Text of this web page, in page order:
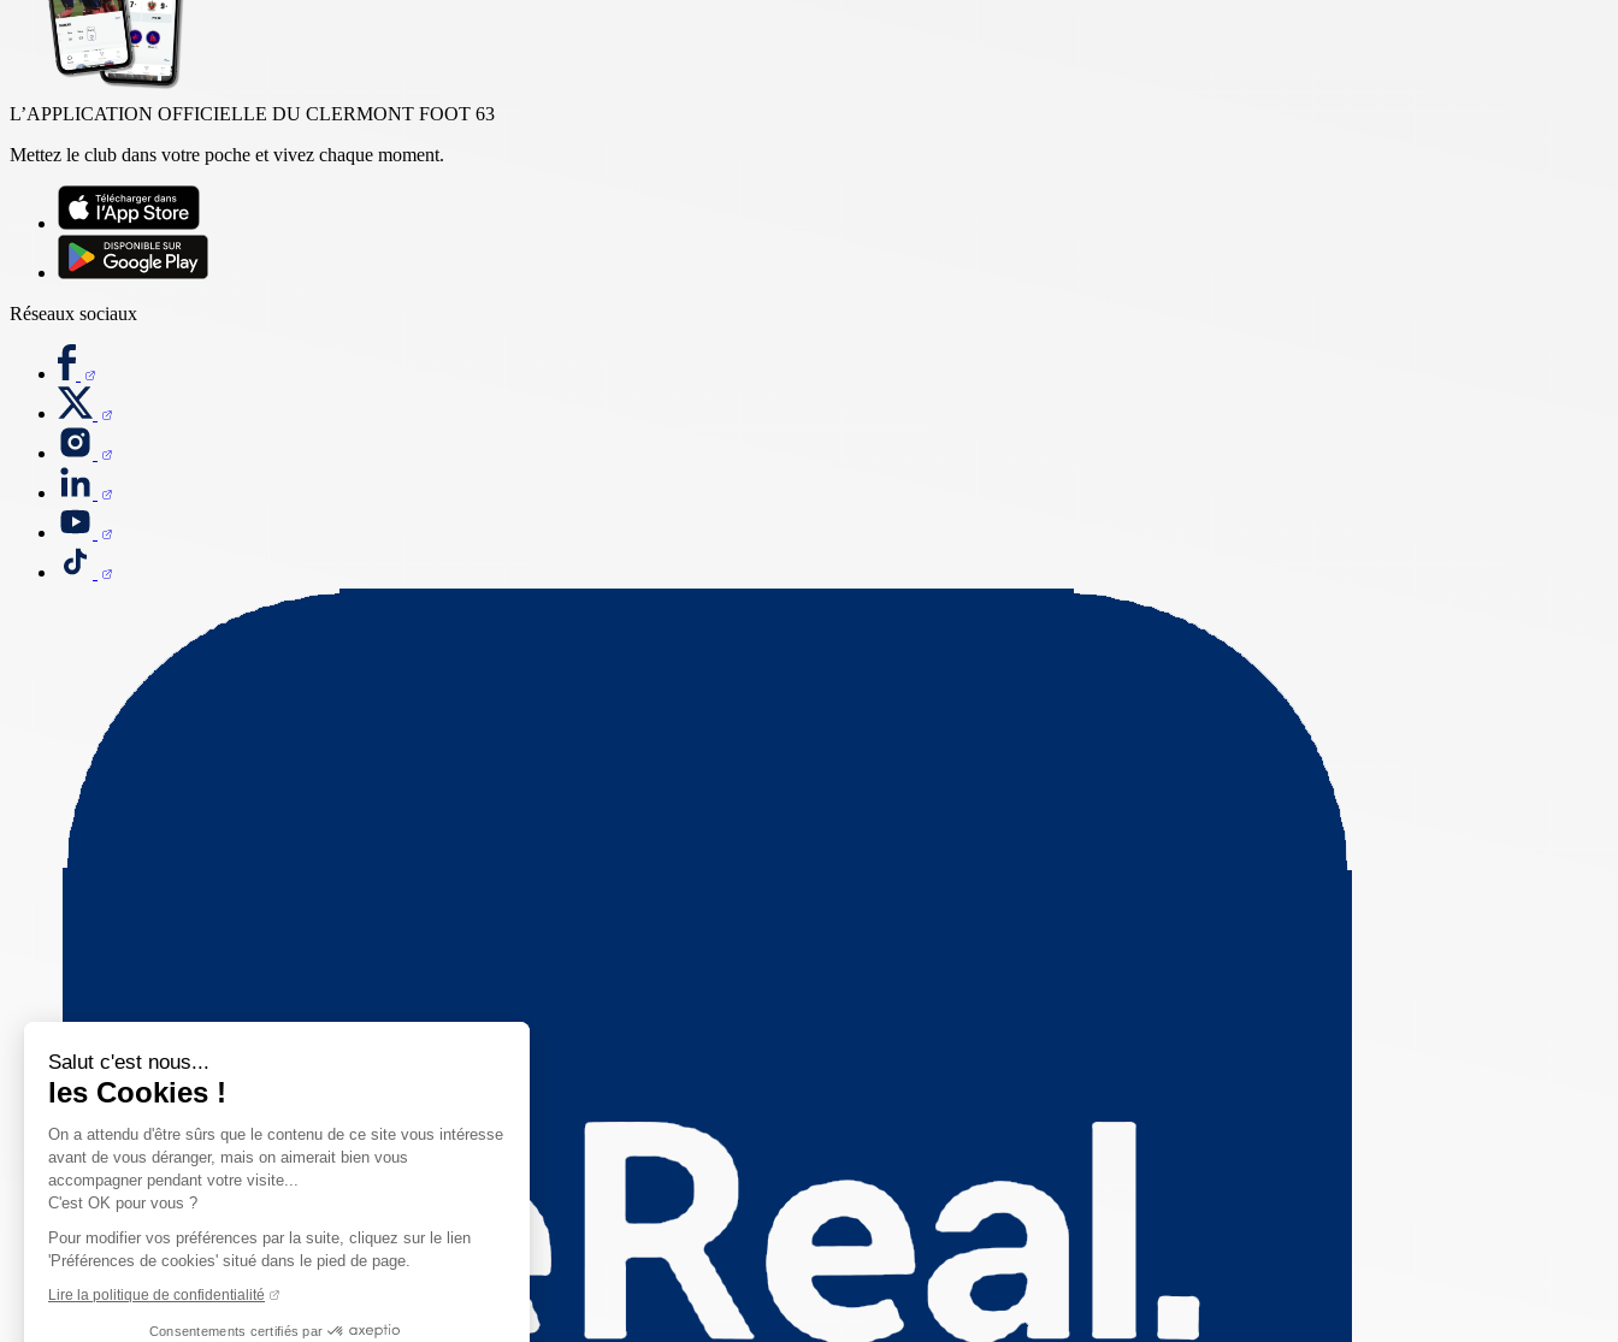
Salut c'est nous...
les Cookies !
On a attendu d'être sûrs que le contenu de ce site vous intéresse
avant de vous déranger, mais on aimerait bien vous
accompagner pendant votre visite...
C'est OK pour vous ?
Pour modifier vos préférences par la suite, cliquez sur le lien
'Préférences de cookies' situé dans le pied de page.
Lire la politique de confidentialité
Consentements certifiés par
L’APPLICATION OFFICIELLE DU CLERMONT FOOT 63
Mettez le club dans votre poche et vivez chaque moment.
Réseaux sociaux